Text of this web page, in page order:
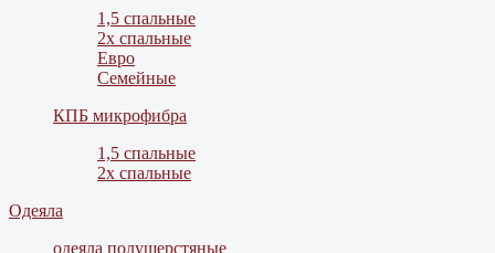
1,5 спальные
2х спальные
Евро
Семейные
КПБ микрофибра
1,5 спальные
2х спальные
Одеяла
одеяла полушерстяные